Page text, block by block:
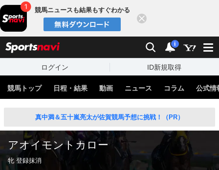
競馬ニュースも結果もすぐわかる
検索 通知
i
ログイン ID新規取得
競馬トップ 日程・結果 動画 ニュース コラム 公式情
真中満＆五十嵐亮太が佐賀競馬予想に挑戦！（PR）
アオイモントカロー
牝 登録抹消